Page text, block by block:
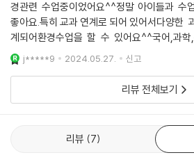
밀인지 아이들은 구분하지 못합니다. 아이들
뿐입니다. 보리가 무르익자 교장 선생님께서
주십니다. 보리를 따서 입에 물고 바람을 불면
대로 따라 합니다. 어떤 아이들은 소리가 잘 나
람 소리밖에 들리지 않습니다. 소리가 나지 않
밖으로 나가 보리피리 부는 연습을 합니다. 보
을 한 지 한 달 정도 지났습니다. 보리가 가득
가득합니다. 아이들은 교장 선생님께 낫 사용
은 후 직접 밀을 베봅니다. 처음으로 낫을 들고
중에 자기가 벤 밀을 먹을 수 있다는 말에 즐겁
경관련 수업중이었어요^^정말 아이들과 수
좋아요.특히 교과 연계로 되어 있어서다양한
계되어환경수업을 할 수 있어요^^국어,과학,
미술,융합 등의과목을 접목시키고또는 놀이
연계이렇게~ 디테일하게 나눠있어내가 하는
추어서 환경수업을 할 수 있어요♡저는 오늘 2
j*****9 2024.05.27. 신고
리뷰 전체보기
리뷰 7